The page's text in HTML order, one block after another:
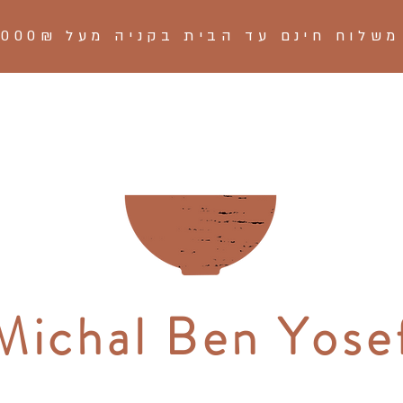
משלוח חינם עד הבית בקניה
Ben